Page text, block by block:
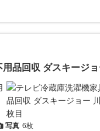
品回収 ダスキージ
写真 6枚